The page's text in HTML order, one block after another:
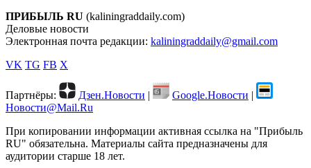
ПРИБЫЛЬ RU (kaliningraddaily.com)
Деловые новости
Электронная почта редакции: kaliningraddaily@gmail.com
VK TG FB X
Партнёры: Дзен.Новости | Google.Новости |
Новости@Mail.Ru
При копировании информации активная ссылка на "Прибыль
RU" обязательна. Материалы сайта предназначены для
аудитории старше 18 лет.